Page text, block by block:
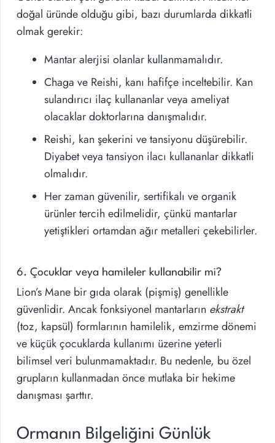
doğal üründe olduğu gibi, bazı durumlarda dikkatli
olmak gerekir:
Mantar alerjisi olanlar kullanmamalıdır.
Chaga ve Reishi, kanı hafifçe inceltebilir. Kan
sulandırıcı ilaç kullananlar veya ameliyat
olacaklar doktorlarına danışmalıdır.
Reishi, kan şekerini ve tansiyonu düşürebilir.
Diyabet veya tansiyon ilacı kullananlar dikkatli
olmalıdır.
Her zaman güvenilir, sertifikalı ve organik
ürünler tercih edilmelidir, çünkü mantarlar
yetiştikleri ortamdan ağır metalleri çekebilirler.
6. Çocuklar veya hamileler kullanabilir mi?
Lion’s Mane bir gıda olarak (pişmiş) genellikle
güvenlidir. Ancak fonksiyonel mantarların ekstrakt
(toz, kapsül) formlarının hamilelik, emzirme dönemi
ve küçük çocuklarda kullanımı üzerine yeterli
bilimsel veri bulunmamaktadır. Bu nedenle, bu özel
grupların kullanmadan önce mutlaka bir hekime
danışması şarttır.
Ormanın Bilgeliğini Günlük